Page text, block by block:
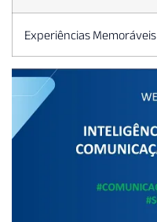
Experiências Memoráveis